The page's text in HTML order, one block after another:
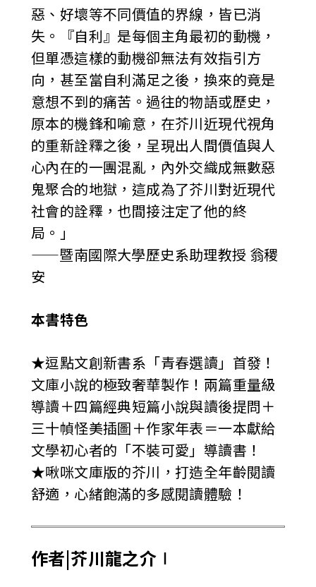
惡、好壞等不同價值的界線，皆已消
失。『自利』是每個主角最初的動機，
但單憑這樣的動機卻無法有效指引方
向，甚至當自利滿足之後，換來的竟是
意想不到的痛苦。過往的物語或歷史，
原本的機鋒和喻意，在芥川近現代視角
的重新詮釋之後，呈現出人間價值與人
心內在的一團混亂，內外交織成無數惡
鬼聚合的地獄，這成為了芥川對近現代
社會的詮釋，也間接注定了他的終
局。」
——暨南國際大學歷史系助理教授 翁稷
安
本書特色
★逗點文創新書系「青春選讀」首發！
文庫小說的極致奢華製作！兩篇重量級
導讀＋四篇經典短篇小說與讀後提問＋
三十幀怪美插圖＋作家年表＝一本獻給
文學初心者的「不裝可愛」導讀書！
★啾咪文庫版的芥川，打造全年齡閱讀
舒適，心緒飽滿的多感閱讀體驗！
作者|芥川龍之介∣